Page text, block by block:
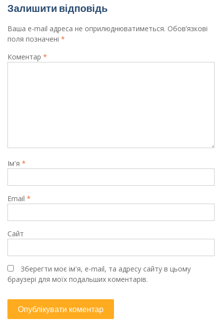
Залишити відповідь
Ваша e-mail адреса не оприлюднюватиметься. Обов’язкові
поля позначені *
Коментар *
Ім'я *
Email *
Сайт
Зберегти моє ім'я, e-mail, та адресу сайту в цьому
браузері для моїх подальших коментарів.